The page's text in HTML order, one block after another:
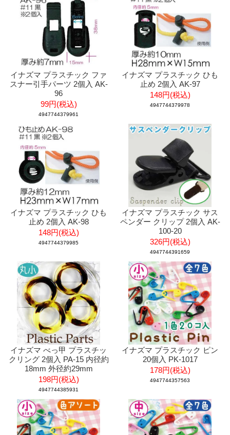
イナズマ プラスチック ファ
スナー引手パーツ 2個入 AK-
96
99円(税込)
4947744379961
イナズマ プラスチック ひも
止め 2個入 AK-97
148円(税込)
4947744379978
イナズマ プラスチック ひも
止め 2個入 AK-98
148円(税込)
4947744379985
イナズマ プラスチック サス
ペンダー クリップ 2個入 AK-
100-20
326円(税込)
4947744391659
イナズマ べっ甲 プラスチッ
クリング 2個入 PA-15 内径約
18mm 外径約29mm
198円(税込)
4947744385931
イナズマ プラスチック ピン
20個入 PK-1017
178円(税込)
4947744357563